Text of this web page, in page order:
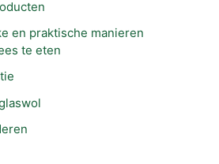
en praktische manieren
te eten